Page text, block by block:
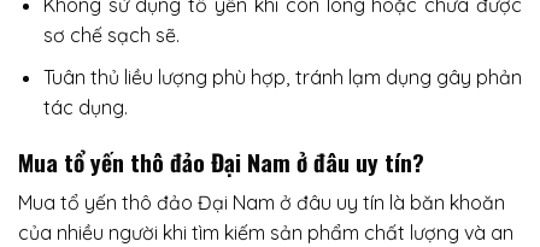
Không sử dụng tổ yến khi còn lông hoặc chưa được
sơ chế sạch sẽ.
Tuân thủ liều lượng phù hợp, tránh lạm dụng gây phản
tác dụng.
Mua tổ yến thô đảo Đại Nam ở đâu uy tín?
Mua tổ yến thô đảo Đại Nam ở đâu uy tín là băn khoăn
của nhiều người khi tìm kiếm sản phẩm chất lượng và an